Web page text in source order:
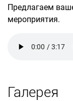
Предлагаем
мероприятия.
Галерея